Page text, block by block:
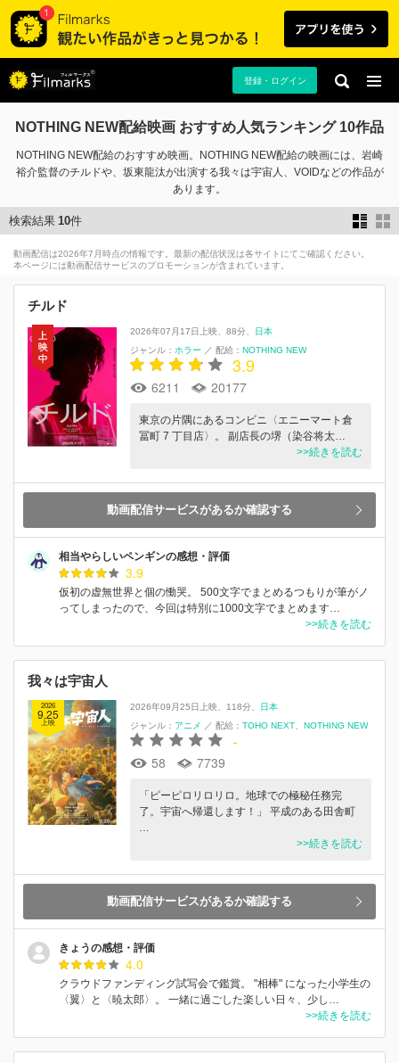
登録・ログイン
NOTHING NEW配給映画 おすすめ人気ランキング 10作品
NOTHING NEW配給のおすすめ映画。NOTHING NEW配給の映画には、岩崎
裕介監督のチルドや、坂東龍汰が出演する我々は宇宙人、VOIDなどの作品が
あります。
検索結果 10件
動画配信は2026年7月時点の情報です。最新の配信状況は各サイトにてご確認ください。
本ページには動画配信サービスのプロモーションが含まれています。
チルド
2026年07月17日上映 88分
日本
ジャンル： ホラー ／ 配給： NOTHING NEW
3.9
6211 20177
東京の片隅にあるコンビニ〈エニーマート倉
冨町 7 丁目店〉。 副店長の堺（染谷将太…
>>続きを読む
動画配信サービスがあるか確認する
相当やらしいペンギンの感想・評価
3.9
仮初の虚無世界と個の慟哭。 500文字でまとめるつもりが筆がノ
ってしまったので、今回は特別に1000文字でまとめます…
>>続きを読む
我々は宇宙人
2026
9.25
上映
2026年09月25日上映 118分
日本
ジャンル： アニメ ／ 配給： TOHO NEXT NOTHING NEW
-
58 7739
「ピーピロリロリロ。地球での極秘任務完
了。宇宙へ帰還します！」 平成のある田舎町
>>続きを読む
動画配信サービスがあるか確認する
きょうの感想・評価
4.0
クラウドファンディング試写会で鑑賞。 "相棒" になった小学生の
〈翼〉と〈暁太郎〉。 一緒に過ごした楽しい日々、少し…
>>続きを読む